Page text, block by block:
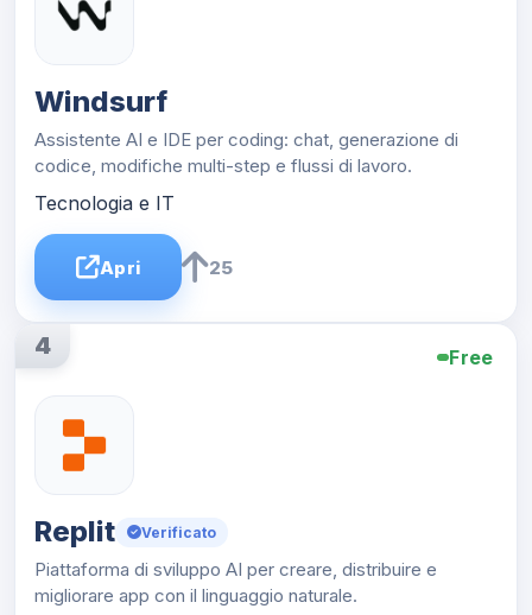
Windsurf
Assistente AI e IDE per coding: chat, generazione di
codice, modifiche multi-step e flussi di lavoro.
Tecnologia e IT
Apri 25
4 Free
Replit Verificato
Piattaforma di sviluppo AI per creare, distribuire e
migliorare app con il linguaggio naturale.